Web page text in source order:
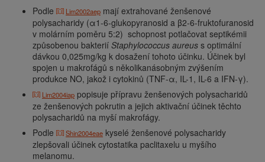
Podle
Lim2002aep mají extrahované ženšenové
polysacharidy (α1-6-glukopyranosid a β2-6-fruktofuranosid
v molárním poměru 5:2) schopnost potlačovat septikémii
způsobenou bakterií Staphylococcus aureus s optimální
dávkou 0,025mg/kg k dosažení tohoto účinku. Účinek byl
spojen u makrofágů s několikanásobným zvýšením
produkce NO, jakož i cytokinů (TNF-α, IL-1, IL-6 a IFN-γ).
Lim2004iap popisuje přípravu ženšenových polysacharidů
ze ženšenových pokrutin a jejich aktivační účinek těchto
polysacharidů na myší makrofágy.
Podle
Shin2004eae kyselé ženšenové polysacharidy
zlepšovali účinek cytostatika paclitaxelu u myšího
melanomu.